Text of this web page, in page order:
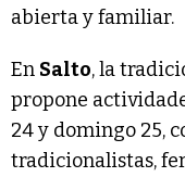
abierta y familiar.
En Salto, la
propone
24 y domingo 25,
tradicionalistas,